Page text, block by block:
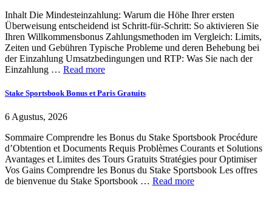
Inhalt Die Mindesteinzahlung: Warum die Höhe Ihrer ersten
Überweisung entscheidend ist Schritt-für-Schritt: So aktivieren Sie
Ihren Willkommensbonus Zahlungsmethoden im Vergleich: Limits,
Zeiten und Gebühren Typische Probleme und deren Behebung bei
der Einzahlung Umsatzbedingungen und RTP: Was Sie nach der
Einzahlung … Read more
Stake Sportsbook Bonus et Paris Gratuits
6 Agustus, 2026
Sommaire Comprendre les Bonus du Stake Sportsbook Procédure
d’Obtention et Documents Requis Problèmes Courants et Solutions
Avantages et Limites des Tours Gratuits Stratégies pour Optimiser
Vos Gains Comprendre les Bonus du Stake Sportsbook Les offres
de bienvenue du Stake Sportsbook … Read more